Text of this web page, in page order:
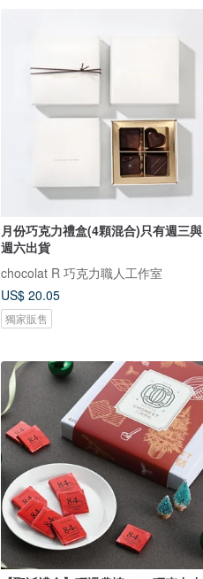
月份巧克力禮盒(4顆混合)只有週三與
週六出貨
chocolat R 巧克力職人工作室
US$ 20.05
獨家販售